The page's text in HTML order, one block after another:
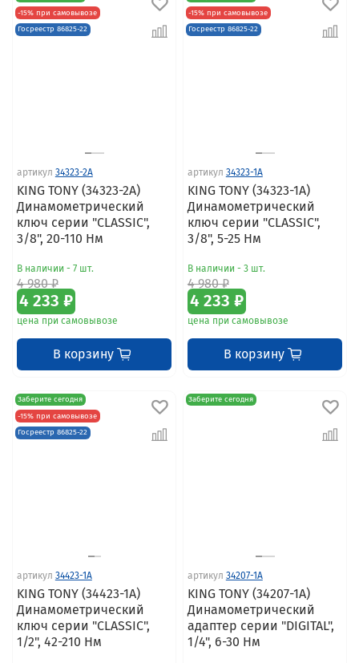
-15% при самовывозе
Госреестр 86825-22
артикул 34323-2A
KING TONY (34323-2A)
Динамометрический
ключ серии "CLASSIC",
3/8", 20-110 Нм
В наличии - 7 шт.
4 980 ₽
4 233 ₽
цена при самовывозе
В корзину
-15% при самовывозе
Госреестр 86825-22
артикул 34323-1A
KING TONY (34323-1A)
Динамометрический
ключ серии "CLASSIC",
3/8", 5-25 Нм
В наличии - 3 шт.
4 980 ₽
4 233 ₽
цена при самовывозе
В корзину
Заберите сегодня
-15% при самовывозе
Госреестр 86825-22
артикул 34423-1A
KING TONY (34423-1A)
Динамометрический
ключ серии "CLASSIC",
1/2", 42-210 Нм
Заберите сегодня
артикул 34207-1A
KING TONY (34207-1A)
Динамометрический
адаптер серии "DIGITAL",
1/4", 6-30 Нм